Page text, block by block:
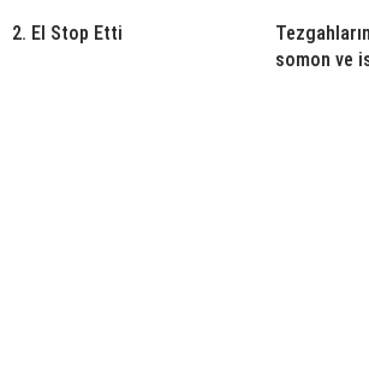
2. El Stop Etti
somon ve